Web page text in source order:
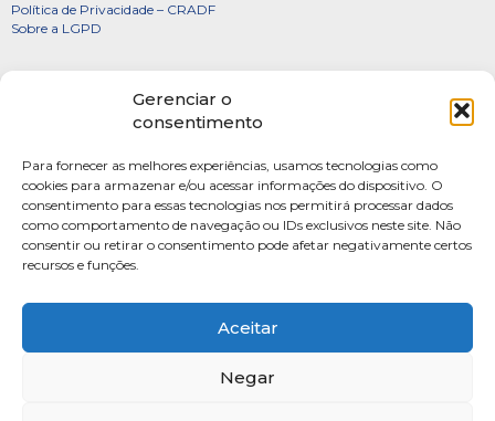
Gerenciar o
consentimento
Para fornecer as melhores experiências, usamos tecnologias como
cookies para armazenar e/ou acessar informações do dispositivo. O
consentimento para essas tecnologias nos permitirá processar dados
como comportamento de navegação ou IDs exclusivos neste site. Não
consentir ou retirar o consentimento pode afetar negativamente certos
recursos e funções.
Aceitar
Negar
Política de Privacidade – CRADF
Sobre a LGPD
Diretoria
FOTOS
Webmail
Artigos
Escritores do Sistema